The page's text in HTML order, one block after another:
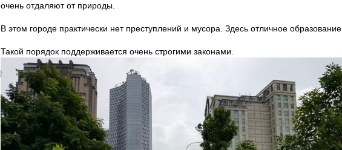
очень отдаляют от природы.
В этом городе практически нет преступлений и мусора. Здесь отличное образование.
Такой порядок поддерживается очень строгими законами.